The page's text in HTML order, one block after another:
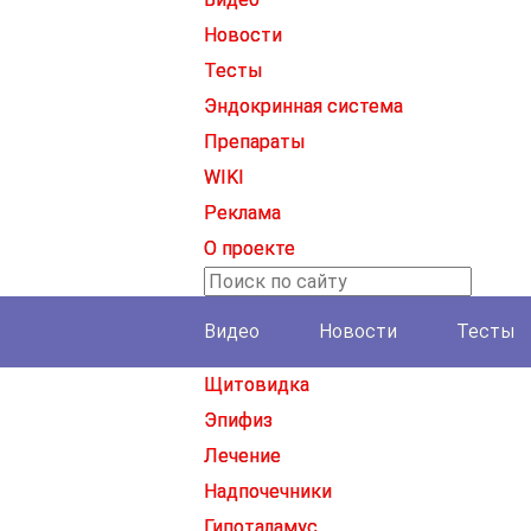
Новости
Тесты
Эндокринная система
Препараты
WIKI
Реклама
О проекте
Видео Новости Тесты
Щитовидка
Эпифиз
Лечение
Надпочечники